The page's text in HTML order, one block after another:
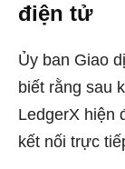
điện tử
Ủy ban Giao
biết rằng sau
LedgerX hiện
kết nối trực